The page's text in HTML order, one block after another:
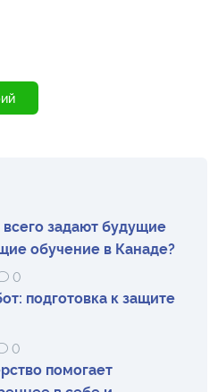
задают будущие
обучение в Канаде?
0
подготовка к защите
0
помогает